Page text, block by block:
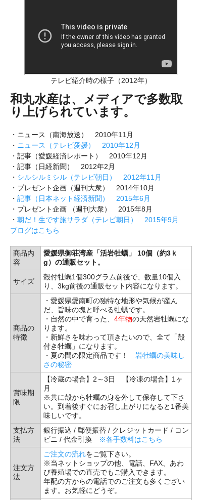
テレビ紹介時の様子（2012年）
和丸水産は、メディアで多数取
り上げられています。
・ニュース（南海放送） 2010年11月
・ ニュース（テレビ愛媛） 2010年12月
・記事（愛媛経済レポート） 2010年12月
・記事（日経新聞） 2012年2月
・ シルシルミシル（テレビ朝日） 2012年11月
・プレゼント企画（週刊大衆） 2014年10月
・ 記事（日本ネット経済新聞） 2015年6月
・プレゼント企画 （週刊大衆） 2015年8月
・ 朝だ！生です旅サラダ（テレビ朝日） 2015年9月
ブログはこちら
商品内
容
愛媛県御荘湾産「活岩牡蠣」 10個（約3ｋ
g）の通販セット。
サイズ
殻付牡蠣1個300グラム前後で、数量10個入
り、3kg前後の通販セット内容になります。
商品の
特徴
・愛媛県愛南町の独特な地形や気候が産ん
だ、旨味の塊と呼べる牡蠣です。
・自然の中で育った、 4年物の天然岩牡蠣にな
ります。
・新鮮さを味わって頂きたいので、全て「殻
付き牡蠣」になります。
・夏の間の限定商品です！ 岩牡蠣の美味し
さの秘密
賞味期
限
【冷蔵の場合】2～3日 【冷凍の場合】1ヶ
月
※共に殻から牡蠣の身を外して保存して下さ
い。到着後すぐにお召し上がりになると1番美
味しいです。
支払方
法
銀行振込 / 郵便振替 / クレジットカード / コン
ビニ / 代金引換
※各手数料はこちら
注文方
法
ご注文の流れをご覧下さい。
※当ネットショップの他、電話、FAX、あわ
び養殖場での直売でもご購入できます。
年配の方からの電話でのご注文も多くござい
ます。お気軽にどうぞ。